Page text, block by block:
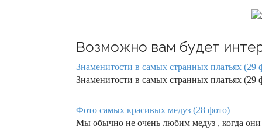
Возможно вам будет
Знаменитости в самых странных платьях (29
Знаменитости в самых странных платьях
Фото самых красивых медуз (28 фото)
Мы обычно не очень любим медуз , когда